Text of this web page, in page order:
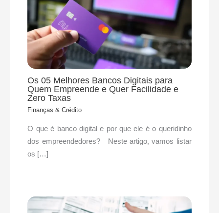
Os 05 Melhores Bancos Digitais para
Quem Empreende e Quer Facilidade e
Zero Taxas
Finanças & Crédito
O que é banco digital e por que ele é o queridinho
dos empreendedores? Neste artigo, vamos listar
os […]